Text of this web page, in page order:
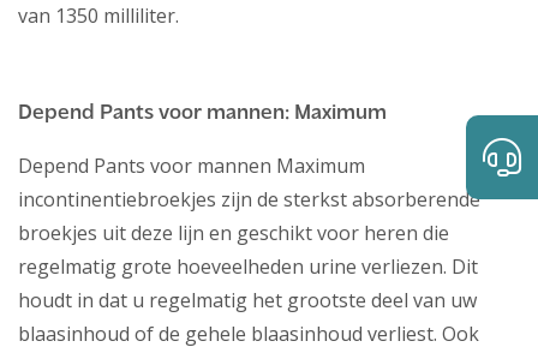
van 1350 milliliter.
Depend Pants voor mannen: Maximum
Depend Pants voor mannen Maximum
incontinentiebroekjes zijn de sterkst absorberende
broekjes uit deze lijn en geschikt voor heren die
regelmatig grote hoeveelheden urine verliezen. Dit
houdt in dat u regelmatig het grootste deel van uw
blaasinhoud of de gehele blaasinhoud verliest. Ook